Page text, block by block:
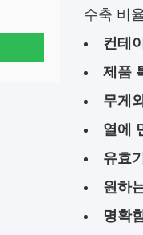
수축 비
컨테
제품
무게
열에
유효
원하
명확